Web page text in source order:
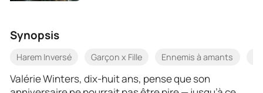
Synopsis
Harem Inversé Garçon x Fille Ennemis à amants
Valérie Winters, dix-huit ans, pense que son